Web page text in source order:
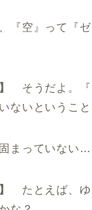
『空』って『
】 そうだよ。
ないということ
まっていない
】 たとえば、